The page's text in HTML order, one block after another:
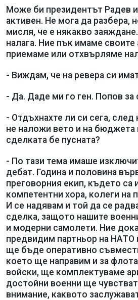
Може би президентът Радев
активен. Не мога да разбера,
мисля, че е някакво
налага. Ние пък имаме своите
приемаме или отхвърляме
- Виждам, че на ревера си
- Да. Даде ми го ген. Попов за
- Отдъхнахте ли си сега, след
не наложи вето и на бюджета
сделката бе пусната?
- По тази тема имаше
дебат. Година и половина
преговорния екип, където са
компетентни хора, колеги на
И се надявам и той да се
сделка, защото нашите
и модерни самолети. Ние
предвидим партньор на НАТО
ще бъде оперативно
което ще направим и за
войски, ще комплектуваме
достойни военни ще
внимание, каквото